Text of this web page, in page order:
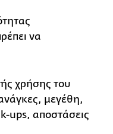
να
χρήσης του
μεγέθη,
ups, αποστάσεις